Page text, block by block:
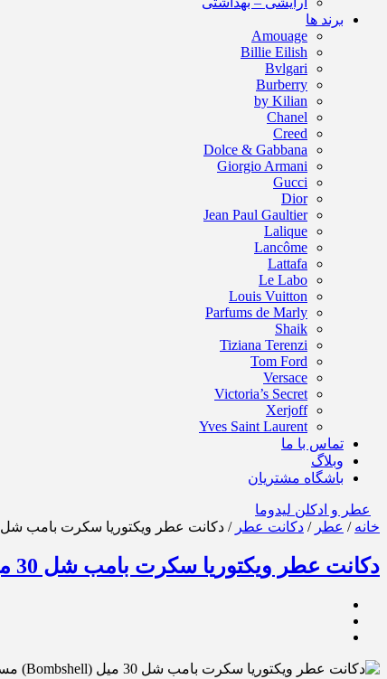
برند ها
Amouage
Billie Eilish
Bvlgari
Burberry
by Kilian
Chanel
Creed
Dolce & Gabbana
Giorgio Armani
Gucci
Dior
Jean Paul Gaultier
Lalique
Lancôme
Lattafa
Le Labo
Louis Vuitton
Parfums de Marly
Shaik
Tiziana Terenzi
Tom Ford
Versace
Victoria’s Secret
Xerjoff
Yves Saint Laurent
تماس با ما
وبلاگ
باشگاه مشتریان
عطر و ادکلن لیدوما
خانه / عطر / دکانت عطر / دکانت عطر ویکتوریا سکرت بامب شل 30 میل | Bombshell
دکانت عطر ویکتوریا سکرت بامب شل 30 میل | Bombshell